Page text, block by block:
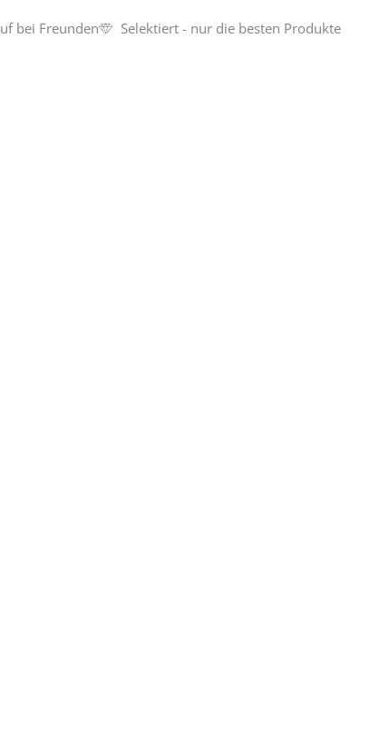
bei Freunden
Selektiert - nur die besten Produkte